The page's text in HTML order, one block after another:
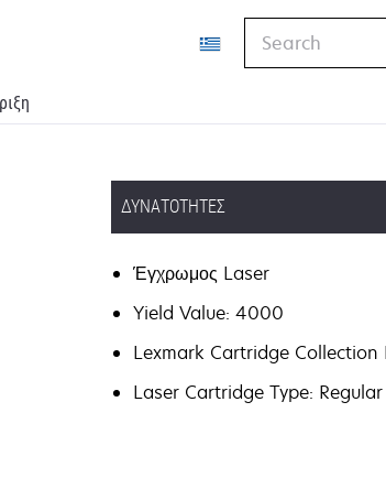
ΔΥΝΑΤΌΤΗΤΕΣ
Έγχρωμος Laser
Yield Value: 4000
Lexmark Cartridge Collection
Laser Cartridge Type: